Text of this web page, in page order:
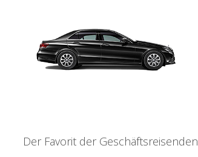
Der Favorit der Geschäftsreisenden